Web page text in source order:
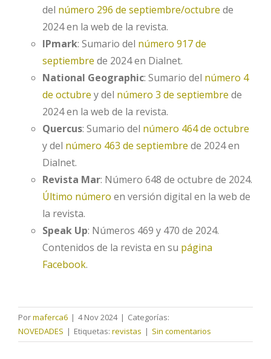
del número 296 de septiembre/octubre de
2024 en la web de la revista.
IPmark: Sumario del número 917 de
septiembre de 2024 en Dialnet.
National Geographic: Sumario del número 4
de octubre y del número 3 de septiembre de
2024 en la web de la revista.
Quercus: Sumario del número 464 de octubre
y del número 463 de septiembre de 2024 en
Dialnet.
Revista Mar: Número 648 de octubre de 2024.
Último número en versión digital en la web de
la revista.
Speak Up: Números 469 y 470 de 2024.
Contenidos de la revista en su página
Facebook.
Pormaferca6 | 4 Nov 2024 | Categorías:
NOVEDADES | Etiquetas: revistas | Sin comentarios